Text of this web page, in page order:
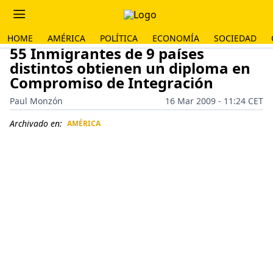
HOME AMÉRICA POLÍTICA ECONOMÍA SOCIEDAD
55 Inmigrantes de 9 países
distintos obtienen un diploma en
Compromiso de Integración
Paul Monzón
16 Mar 2009 - 11:24 CET
Archivado en: AMÉRICA